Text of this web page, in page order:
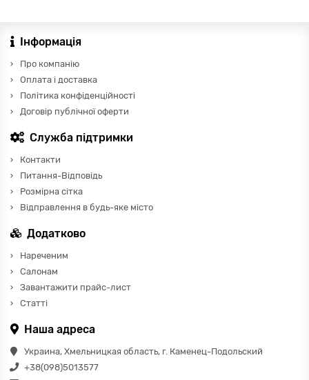
Інформація
Про компанію
Оплата і доставка
Політика конфіденційності
Договір публічної оферти
Служба підтримки
Контакти
Питання-Відповідь
Розмірна сітка
Відправлення в будь-яке місто
Додатково
Нареченим
Салонам
Завантажити прайс-лист
Статті
Наша адреса
Украина, Хмельницкая область, г. Каменец-Подольский
+38(098)5013577